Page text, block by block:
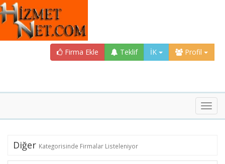
Firma Ekle Teklif İK Profil
Diğer Kategorisinde Firmalar Listeleniyor